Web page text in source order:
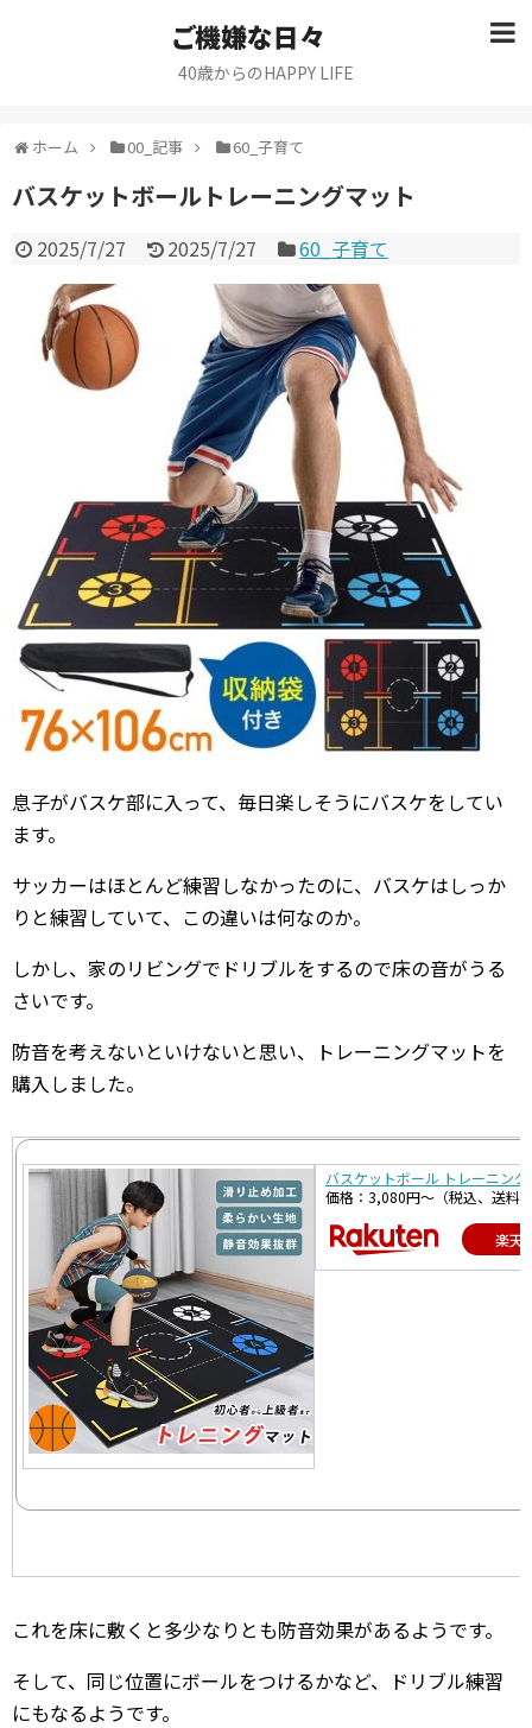
ご機嫌な日々
40歳からのHAPPY LIFE
ホーム 00_記事 60_子育て
バスケットボールトレーニングマット
2025/7/27 2025/7/27 60_子育て
息子がバスケ部に入って、毎日楽しそうにバスケをしてい
ます。
サッカーはほとんど練習しなかったのに、バスケはしっか
りと練習していて、この違いは何なのか。
しかし、家のリビングでドリブルをするので床の音がうる
さいです。
防音を考えないといけないと思い、トレーニングマットを
購入しました。
バスケットボール トレーニン
価格：3,080円～（税込、送料
楽天
これを床に敷くと多少なりとも防音効果があるようです。
そして、同じ位置にボールをつけるかなど、ドリブル練習
にもなるようです。